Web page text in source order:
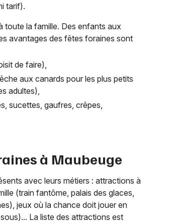
tarif).
toute la famille. Des enfants aux
avantages des fêtes foraines sont
de faire),
aux canards pour les plus petits
adultes),
sucettes, gaufres, crêpes,
à Maubeuge
avec leurs métiers : attractions à
(train fantôme, palais des glaces,
jeux où la chance doit jouer en
La liste des attractions est